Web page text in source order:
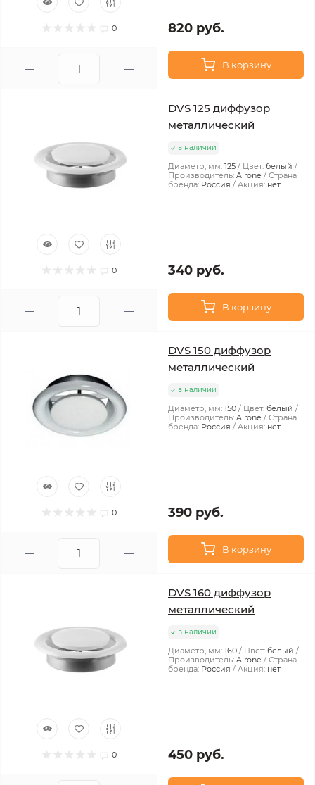
0 820 руб.
В корзину
0
DVS 125 диффузор
металлический
в наличии
Диаметр, мм: 125 Цвет: белый
Производитель: Airone
Страна
бренда: Россия Акция: нет
340 руб.
В корзину
0
DVS 150 диффузор
металлический
в наличии
Диаметр, мм: 150 Цвет: белый
Производитель: Airone
Страна
бренда: Россия Акция: нет
390 руб.
В корзину
0
DVS 160 диффузор
металлический
в наличии
Диаметр, мм: 160 Цвет: белый
Производитель: Airone
Страна
бренда: Россия Акция: нет
450 руб.